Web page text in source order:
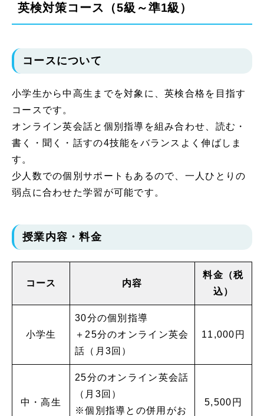
英検対策コース（5級～準1級）
コースについて
小学生から中高生までを対象に、英検合格を目指す
コースです。
オンライン英会話と個別指導を組み合わせ、読む・
書く・聞く・話すの4技能をバランスよく伸ばしま
す。
少人数での個別サポートもあるので、一人ひとりの
弱点に合わせた学習が可能です。
授業内容・料金
コース 内容
料金（税
込）
小学生
30分の個別指導
＋25分のオンライン英会
話（月3回）
11,000円
中・高生
25分のオンライン英会話
（月3回）
※個別指導との併用がお
5,500円